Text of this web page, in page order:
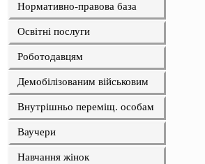
Нормативно-правова база
Освітні послуги
Роботодавцям
Демобілізованим військовим
Внутрішньо переміщ. особам
Ваучери
Навчання жінок